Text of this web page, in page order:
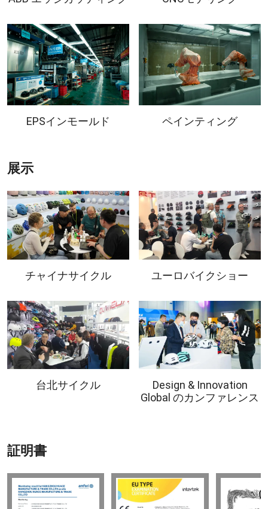
EPSインモールド ペインティング
展示
チャイナサイクル ユーロバイクショー
台北サイクル
Design & Innovation
Global のカンファレンス
証明書